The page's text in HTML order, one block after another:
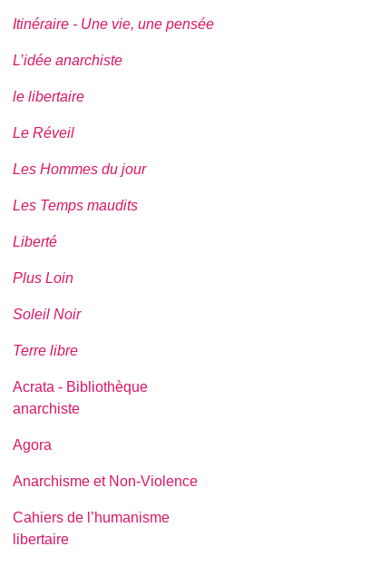
Itinéraire - Une vie, une pensée
L’idée anarchiste
le libertaire
Le Réveil
Les Hommes du jour
Les Temps maudits
Liberté
Plus Loin
Soleil Noir
Terre libre
Acrata - Bibliothèque
anarchiste
Agora
Anarchisme et Non-Violence
Cahiers de l’humanisme
libertaire